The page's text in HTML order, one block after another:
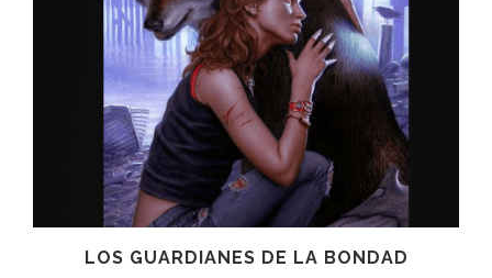
LOS GUARDIANES DE LA BONDAD